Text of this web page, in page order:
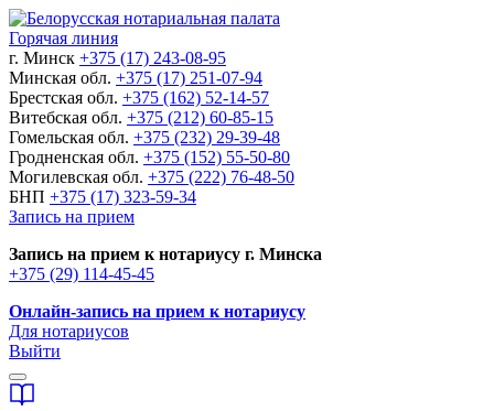
Горячая линия
г. Минск +375 (17) 243-08-95
Минская обл. +375 (17) 251-07-94
Брестская обл. +375 (162) 52-14-57
Витебская обл. +375 (212) 60-85-15
Гомельская обл. +375 (232) 29-39-48
Гродненская обл. +375 (152) 55-50-80
Могилевская обл. +375 (222) 76-48-50
БНП +375 (17) 323-59-34
Запись на прием
Запись на прием к нотариусу г. Минска
+375 (29) 114-45-45
Онлайн-запись на прием к нотариусу
Для нотариусов
Выйти